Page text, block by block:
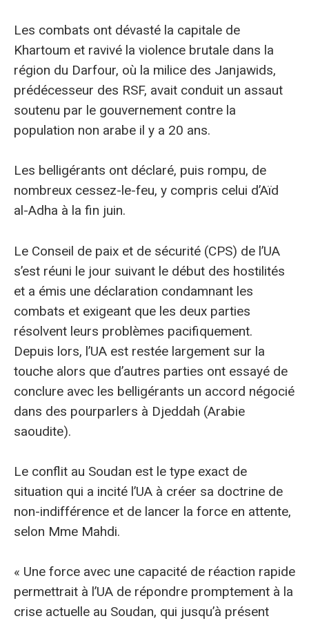
Les combats ont dévasté la capitale de
Khartoum et ravivé la violence brutale dans la
région du Darfour, où la milice des Janjawids,
prédécesseur des RSF, avait conduit un assaut
soutenu par le gouvernement contre la
population non arabe il y a 20 ans.
Les belligérants ont déclaré, puis rompu, de
nombreux cessez-le-feu, y compris celui d’Aïd
al-Adha à la fin juin.
Le Conseil de paix et de sécurité (CPS) de l’UA
s’est réuni le jour suivant le début des hostilités
et a émis une déclaration condamnant les
combats et exigeant que les deux parties
résolvent leurs problèmes pacifiquement.
Depuis lors, l’UA est restée largement sur la
touche alors que d’autres parties ont essayé de
conclure avec les belligérants un accord négocié
dans des pourparlers à Djeddah (Arabie
saoudite).
Le conflit au Soudan est le type exact de
situation qui a incité l’UA à créer sa doctrine de
non-indifférence et de lancer la force en attente,
selon Mme Mahdi.
« Une force avec une capacité de réaction rapide
permettrait à l’UA de répondre promptement à la
crise actuelle au Soudan, qui jusqu’à présent